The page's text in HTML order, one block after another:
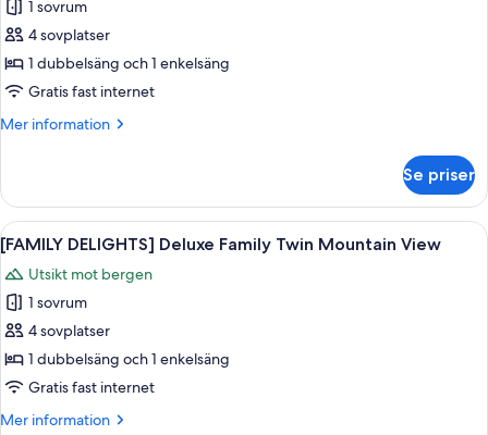
för
Deluxe
Family
Twin
View
1 sovrum
4 sovplatser
1 dubbelsäng och 1 enkelsäng
Gratis fast internet
Mer information
Mer
Family
Twin
Garden
View
Se priser
Öppna
alla
foton
för
[FAMILY
DELIGHTS]
Deluxe
Ett hotellrum med två sängar, en
6
[FAMILY DELIGHTS] Deluxe Family Twin Mountain View
Utsikt mot bergen
1 sovrum
4 sovplatser
1 dubbelsäng och 1 enkelsäng
Gratis fast internet
Mer information
Mer